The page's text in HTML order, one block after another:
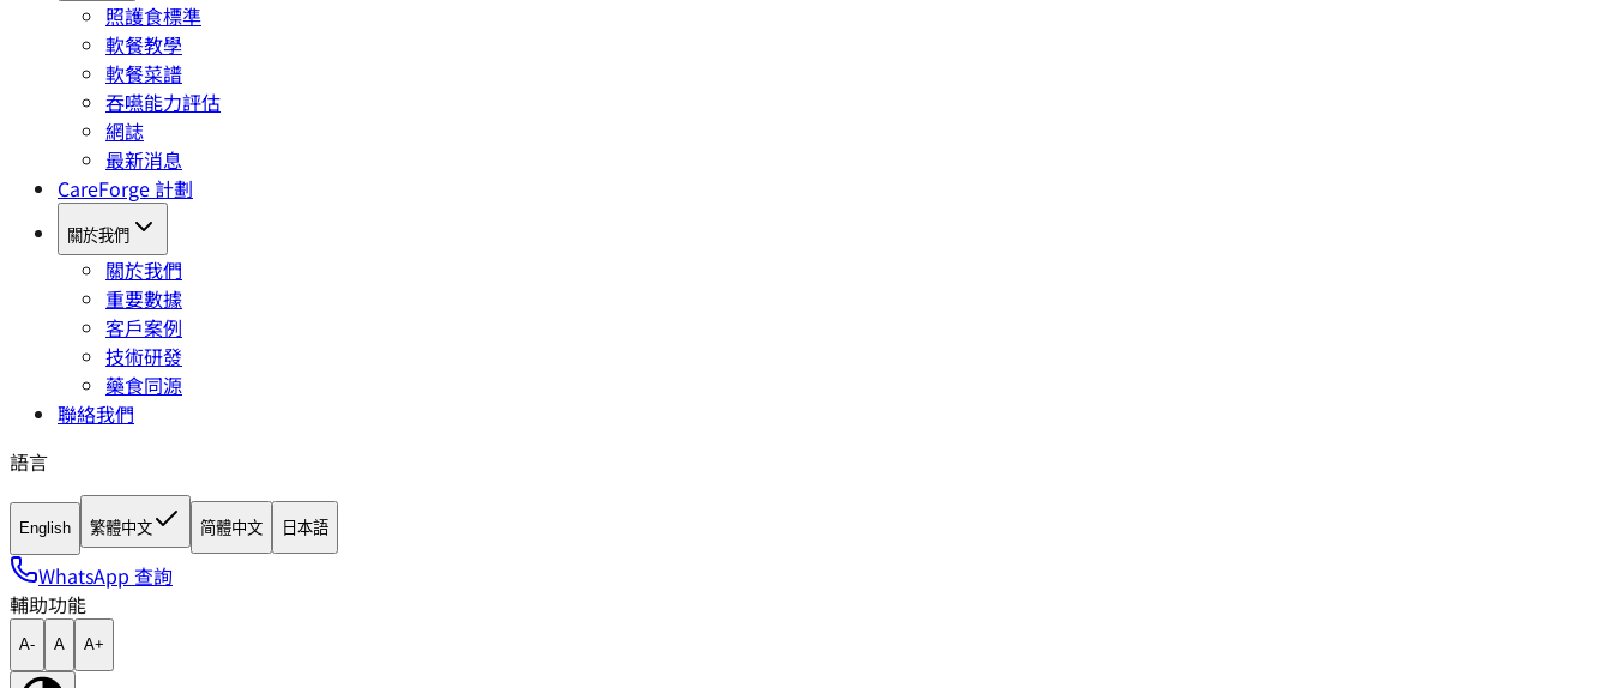
照護食標準
軟餐教學
軟餐菜譜
吞嚥能力評估
網誌
最新消息
CareForge 計劃
關於我們
關於我們
重要數據
客戶案例
技術研發
藥食同源
聯絡我們
語言
English 繁體中文 简體中文 日本語
WhatsApp 查詢
輔助功能
A- A A+